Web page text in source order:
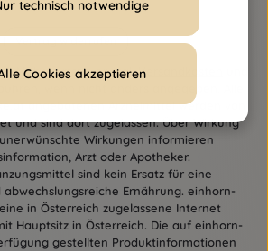
Vertrag widerrufen
Mehrwertsteuer zzgl.Versandkosten
angebotenen Arzneimittel werden von
und sind dort zugelassen. Über Wirkung
Wirkungen informieren
Arzt oder Apotheker.
sind kein Ersatz für eine
Ernährung. einhorn-
in Österreich zugelassene Internet
Hauptsitz in Österreich. Die auf einhorn-
gestellten Produktinformationen
technisch notwendige
Cookies akzeptieren